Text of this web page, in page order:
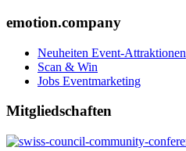
emotion.company
Neuheiten Event-Attraktionen
Scan & Win
Jobs Eventmarketing
Mitgliedschaften